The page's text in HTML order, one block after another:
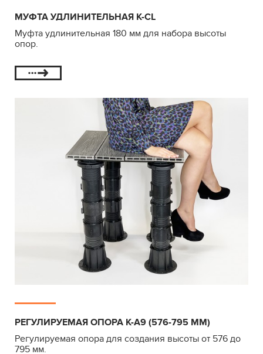
МУФТА УДЛИНИТЕЛЬНАЯ K-CL
Муфта удлинительная 180 мм для набора высоты
опор.
РЕГУЛИРУЕМАЯ ОПОРА К-А9 (576-795 ММ)
Регулируемая опора для создания высоты от 576 до
795 мм.